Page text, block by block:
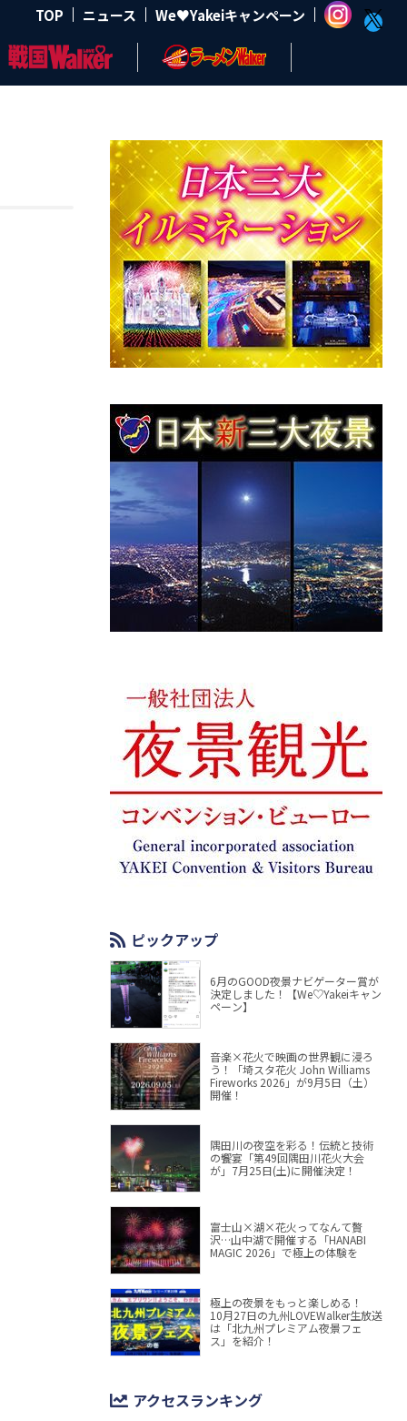
TOP ニュース We♥Yakeiキャンペーン
ピックアップ
6月のGOOD夜景ナビゲーター賞が
決定しました！【We♡Yakeiキャン
ペーン】
音楽×花火で映画の世界観に浸ろ
う！「埼スタ花火 John Williams
Fireworks 2026」が9月5日（土）
開催！
隅田川の夜空を彩る！伝統と技術
の饗宴「第49回隅田川花火大会
が」7月25日(土)に開催決定！
富士山×湖×花火ってなんて贅
沢…山中湖で開催する「HANABI
MAGIC 2026」で極上の体験を
極上の夜景をもっと楽しめる！
10月27日の九州LOVEWalker生放送
は「北九州プレミアム夜景フェ
ス」を紹介！
アクセスランキング